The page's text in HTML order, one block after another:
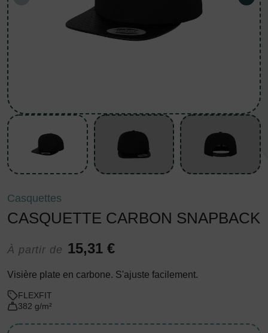
Casquettes
CASQUETTE CARBON SNAPBACK
À partir de 15,31 €
Visière plate en carbone. S'ajuste facilement.
FLEXFIT
382 g/m²